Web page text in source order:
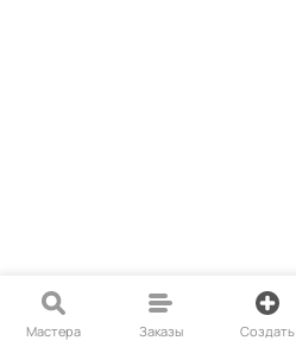
Мастера Заказы Создать